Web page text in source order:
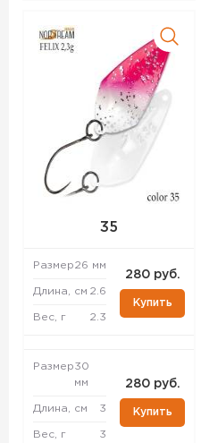
35
Размер26 мм
Длина, см 2.6
Вес, г 2.3
280 руб.
Купить
Размер30
мм
Длина, см 3
Вес, г 3
280 руб.
Купить